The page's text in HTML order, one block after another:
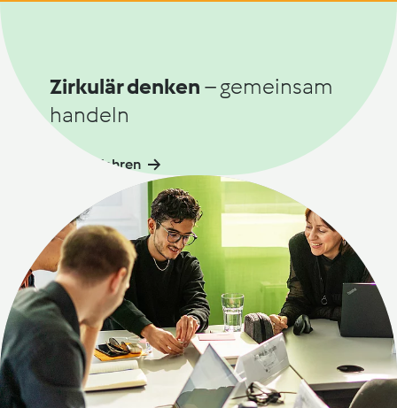
Zirkulär denken –gemeinsam
handeln
Mehr erfahren